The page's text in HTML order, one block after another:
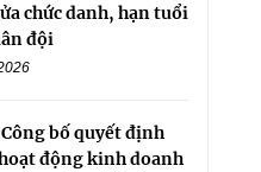
chức danh, hạn tuổi
đội
bố quyết định
động kinh doanh